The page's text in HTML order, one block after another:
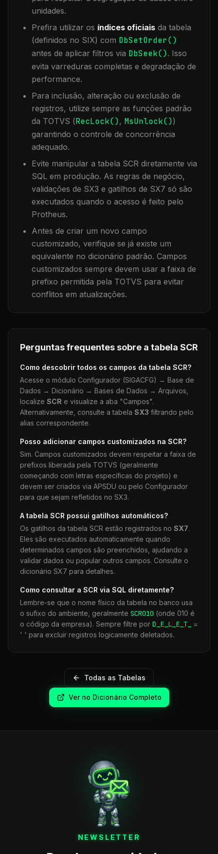
unidades.
Prefira utilizar os índices oficiais da tabela
(definidos no SIX) com DbSetOrder()
antes de aplicar filtros via DbSeek(). Isso
evita varreduras completas e degradação de
performance.
Para inclusão, alteração ou exclusão de
registros, utilize sempre as funções padrão
da TOTVS (RecLock(), MsUnlock())
garantindo o controle de concorrência
adequado.
Evite manipular a tabela SCR diretamente via
SQL em produção. As regras de negócio,
validações de SX3 e gatilhos de SX7 só são
executados quando o acesso é feito pelo
Protheus.
Antes de criar um novo campo
customizado, verifique se já existe um
equivalente no dicionário padrão. Campos
customizados sempre devem usar a faixa de
prefixo permitida pela TOTVS para evitar
conflitos em atualizações.
Perguntas frequentes sobre a tabela SCR
Como descobrir todos os campos da tabela SCR?
Acesse o módulo Configurador (SIGACFG) → Base de
Dados → Dicionário → Bases de Dados → Arquivos,
localize SCR e visualize a aba "Campos".
Alternativamente, consulte a tabela SX3 filtrando pelo
alias correspondente.
Posso adicionar campos customizados na SCR?
Sim. Campos customizados devem respeitar a faixa de
prefixos liberada pela TOTVS (geralmente
começando com letras específicas do projeto) e
devem ser criados via APSDU ou pelo Configurador
para que sejam refletidos no SX3.
A tabela SCR possui gatilhos automáticos?
Os gatilhos da tabela SCR estão registrados no SX7.
Eles são executados automaticamente quando
determinados campos são preenchidos, ajudando a
validar dados ou popular outros campos. Consulte o
dicionário SX7 para detalhes.
Como consultar a SCR via SQL diretamente?
Lembre-se que o nome físico da tabela no banco usa
o sufixo do ambiente, geralmente SCR010 (onde 010 é
o código da empresa). Sempre filtre por D_E_L_E_T_
=
' ' para excluir registros logicamente deletados.
Todas as Tabelas
Ver no Dicionário Completo
NEWSLETTER